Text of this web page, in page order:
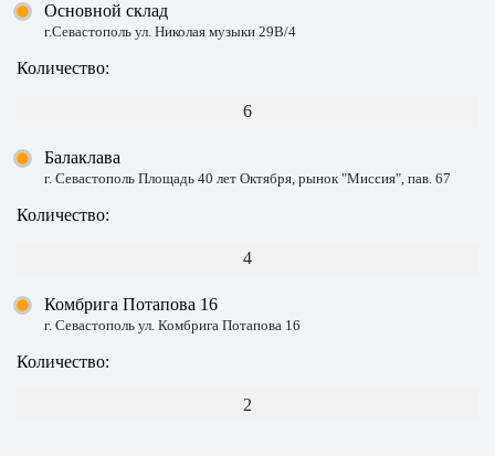
Основной склад
г.Севастополь ул. Николая музыки 29В/4
Количество:
6
Балаклава
г. Севастополь Площадь 40 лет Октября, рынок "Миссия", пав. 67
Количество:
4
Комбрига Потапова 16
г. Севастополь ул. Комбрига Потапова 16
Количество:
2